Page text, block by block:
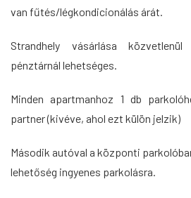
van fűtés/légkondicionálás árát.
Strandhely vásárlása
pénztárnál lehetséges.
Minden apartmanhoz 1 db
partner (kivéve, ahol ezt külön jelzik)
Második autóval a központi
lehetőség ingyenes parkolásra.